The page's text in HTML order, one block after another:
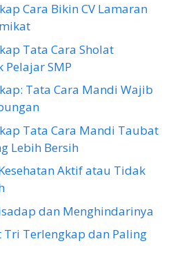
Cara Bikin CV Lamaran
Tata Cara Sholat
SMP
Tata Cara Mandi Wajib
Tata Cara Mandi Taubat
Lebih Bersih
Kesehatan Aktif atau Tidak
dan Menghindarinya
Tri Terlengkap dan Paling